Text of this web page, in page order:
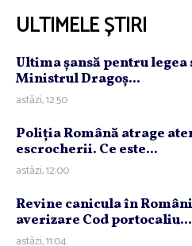
ULTIMELE ȘTIRI
Ultima şansă pentru
Ministrul Dragoş...
astăzi, 12:50
Poliţia Română atrage
escrocherii. Ce este...
astăzi, 12:00
Revine canicula în
averizare Cod portocaliu...
astăzi, 11:04